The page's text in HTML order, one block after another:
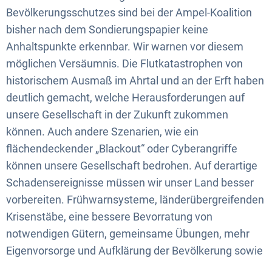
Bevölkerungsschutzes sind bei der Ampel-Koalition
bisher nach dem Sondierungspapier keine
Anhaltspunkte erkennbar. Wir warnen vor diesem
möglichen Versäumnis. Die Flutkatastrophen von
historischem Ausmaß im Ahrtal und an der Erft haben
deutlich gemacht, welche Herausforderungen auf
unsere Gesellschaft in der Zukunft zukommen
können. Auch andere Szenarien, wie ein
flächendeckender „Blackout“ oder Cyberangriffe
können unsere Gesellschaft bedrohen. Auf derartige
Schadensereignisse müssen wir unser Land besser
vorbereiten. Frühwarnsysteme, länderübergreifenden
Krisenstäbe, eine bessere Bevorratung von
notwendigen Gütern, gemeinsame Übungen, mehr
Eigenvorsorge und Aufklärung der Bevölkerung sowie